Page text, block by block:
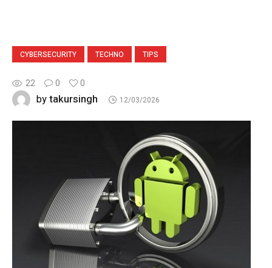
CYBERSECURITY TECHNO TIPS
22 0 0
bytakursingh 12/03/2026